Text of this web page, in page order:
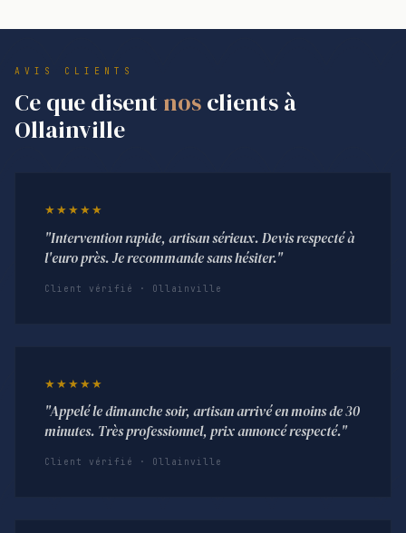
AVIS CLIENTS
Ce que disent nosclients à
Ollainville
★★★★★
"Intervention rapide, artisan sérieux. Devis respecté à
l'euro près. Je recommande sans hésiter."
Client vérifié · Ollainville
★★★★★
"Appelé le dimanche soir, artisan arrivé en moins de 30
minutes. Très professionnel, prix annoncé respecté."
Client vérifié · Ollainville